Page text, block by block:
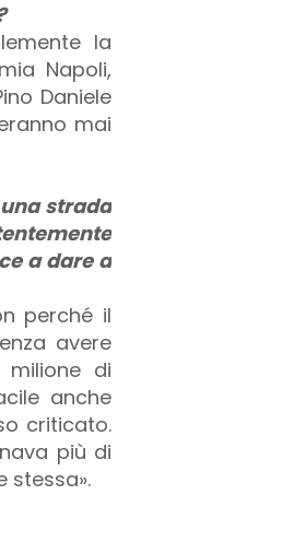
la
Napoli,
Daniele
mai
strada
a dare a
perché il
avere
di
anche
criticato.
più di
stessa».